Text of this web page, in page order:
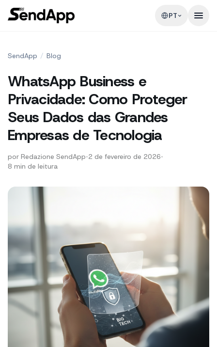
PT
SendApp / Blog
WhatsApp Business e
Privacidade: Como Proteger
Seus Dados das Grandes
Empresas de Tecnologia
por Redazione SendApp•2 de fevereiro de 2026•
8 min de leitura